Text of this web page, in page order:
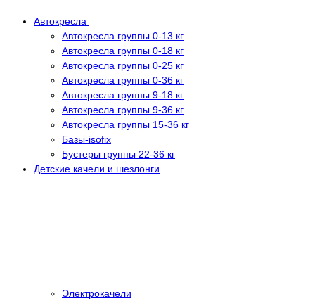
Автокресла
Автокресла группы 0-13 кг
Автокресла группы 0-18 кг
Автокресла группы 0-25 кг
Автокресла группы 0-36 кг
Автокресла группы 9-18 кг
Автокресла группы 9-36 кг
Автокресла группы 15-36 кг
Базы-isofix
Бустеры группы 22-36 кг
Детские качели и шезлонги
Электрокачели